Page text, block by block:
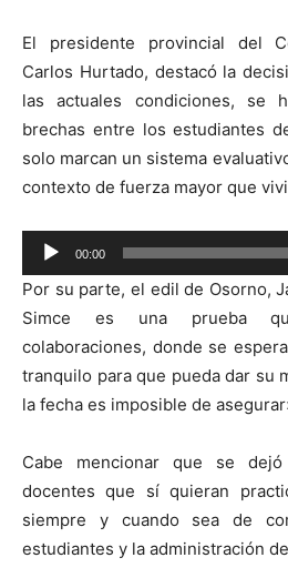
El presidente provincial del
Carlos Hurtado, destacó la
las actuales condiciones, se
brechas entre los estudiantes
solo marcan un sistema
contexto de fuerza mayor que
Reproductor
de
audio
00:00
Por su parte, el edil de Osorno,
Simce es una prueba
colaboraciones, donde se
tranquilo para que pueda dar su
la fecha es imposible de
Cabe mencionar que se
docentes que sí quieran
siempre y cuando sea de
estudiantes y la administración